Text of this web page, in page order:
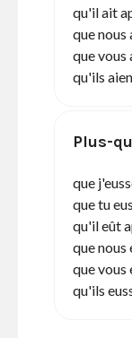
qu'il ait
que
que vous
qu'ils
Plus-
que
que tu
qu'il eût
que nous
que vous
qu'ils